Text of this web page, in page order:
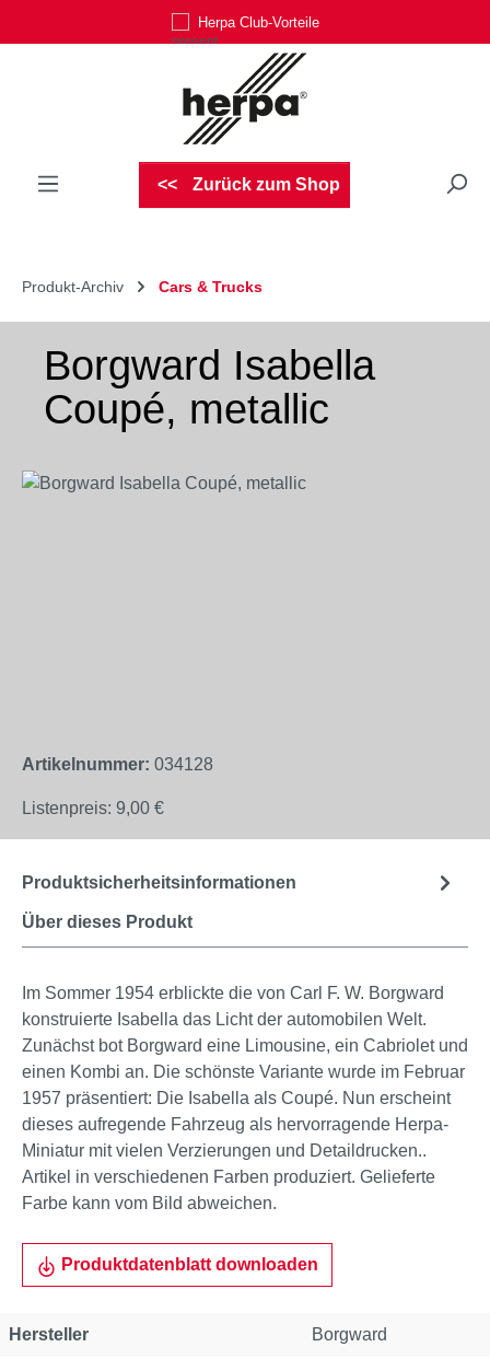
Zum Hauptinhalt springenHerpa Club-Vorteile
Zurück zum Shop
Produkt-Archiv Cars & Trucks
Borgward Isabella
Coupé, metallic
Bildergalerie überspringen
Artikelnummer: 034128
Listenpreis: 9,00 €
Über dieses Produkt
Produktsicherheitsinformationen
Im Sommer 1954 erblickte die von Carl F. W. Borgward
konstruierte Isabella das Licht der automobilen Welt.
Zunächst bot Borgward eine Limousine, ein Cabriolet und
einen Kombi an. Die schönste Variante wurde im Februar
1957 präsentiert: Die Isabella als Coupé. Nun erscheint
dieses aufregende Fahrzeug als hervorragende Herpa-
Miniatur mit vielen Verzierungen und Detaildrucken..
Artikel in verschiedenen Farben produziert. Gelieferte
Farbe kann vom Bild abweichen.
Produktdatenblatt downloaden
Hersteller Borgward